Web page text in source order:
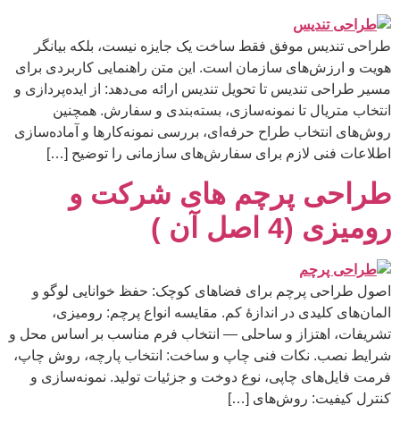
طراحی تندیس موفق فقط ساخت یک جایزه نیست، بلکه بیانگر
هویت و ارزش‌های سازمان است. این متن راهنمایی کاربردی برای
مسیر طراحی تندیس تا تحویل تندیس ارائه می‌دهد: از ایده‌پردازی و
انتخاب متریال تا نمونه‌سازی، بسته‌بندی و سفارش. همچنین
روش‌های انتخاب طراح حرفه‌ای، بررسی نمونه‌کارها و آماده‌سازی
اطلاعات فنی لازم برای سفارش‌های سازمانی را توضیح […]
طراحی پرچم های شرکت و
رومیزی (4 اصل آن )
اصول طراحی پرچم برای فضاهای کوچک: حفظ خوانایی لوگو و
المان‌های کلیدی در اندازهٔ کم. مقایسه انواع پرچم: رومیزی،
تشریفات، اهتزاز و ساحلی — انتخاب فرم مناسب بر اساس محل و
شرایط نصب. نکات فنی چاپ و ساخت: انتخاب پارچه، روش چاپ،
فرمت فایل‌های چاپی، نوع دوخت و جزئیات تولید. نمونه‌سازی و
کنترل کیفیت: روش‌های […]